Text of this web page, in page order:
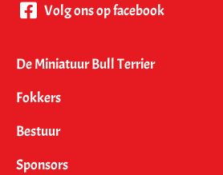
Volg ons op facebook
De Miniatuur Bull Terrier
Fokkers
Bestuur
Sponsors